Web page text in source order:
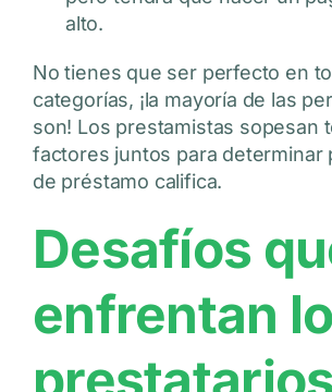
alto.
No tienes que ser perfecto en
categorías, ¡la mayoría de las
son! Los prestamistas sopesan
factores juntos para determinar
de préstamo califica.
Desafíos
enfrentan